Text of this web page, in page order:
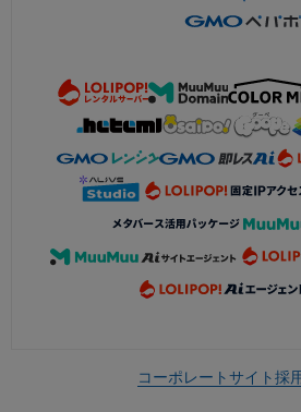
コーポレートサイト採